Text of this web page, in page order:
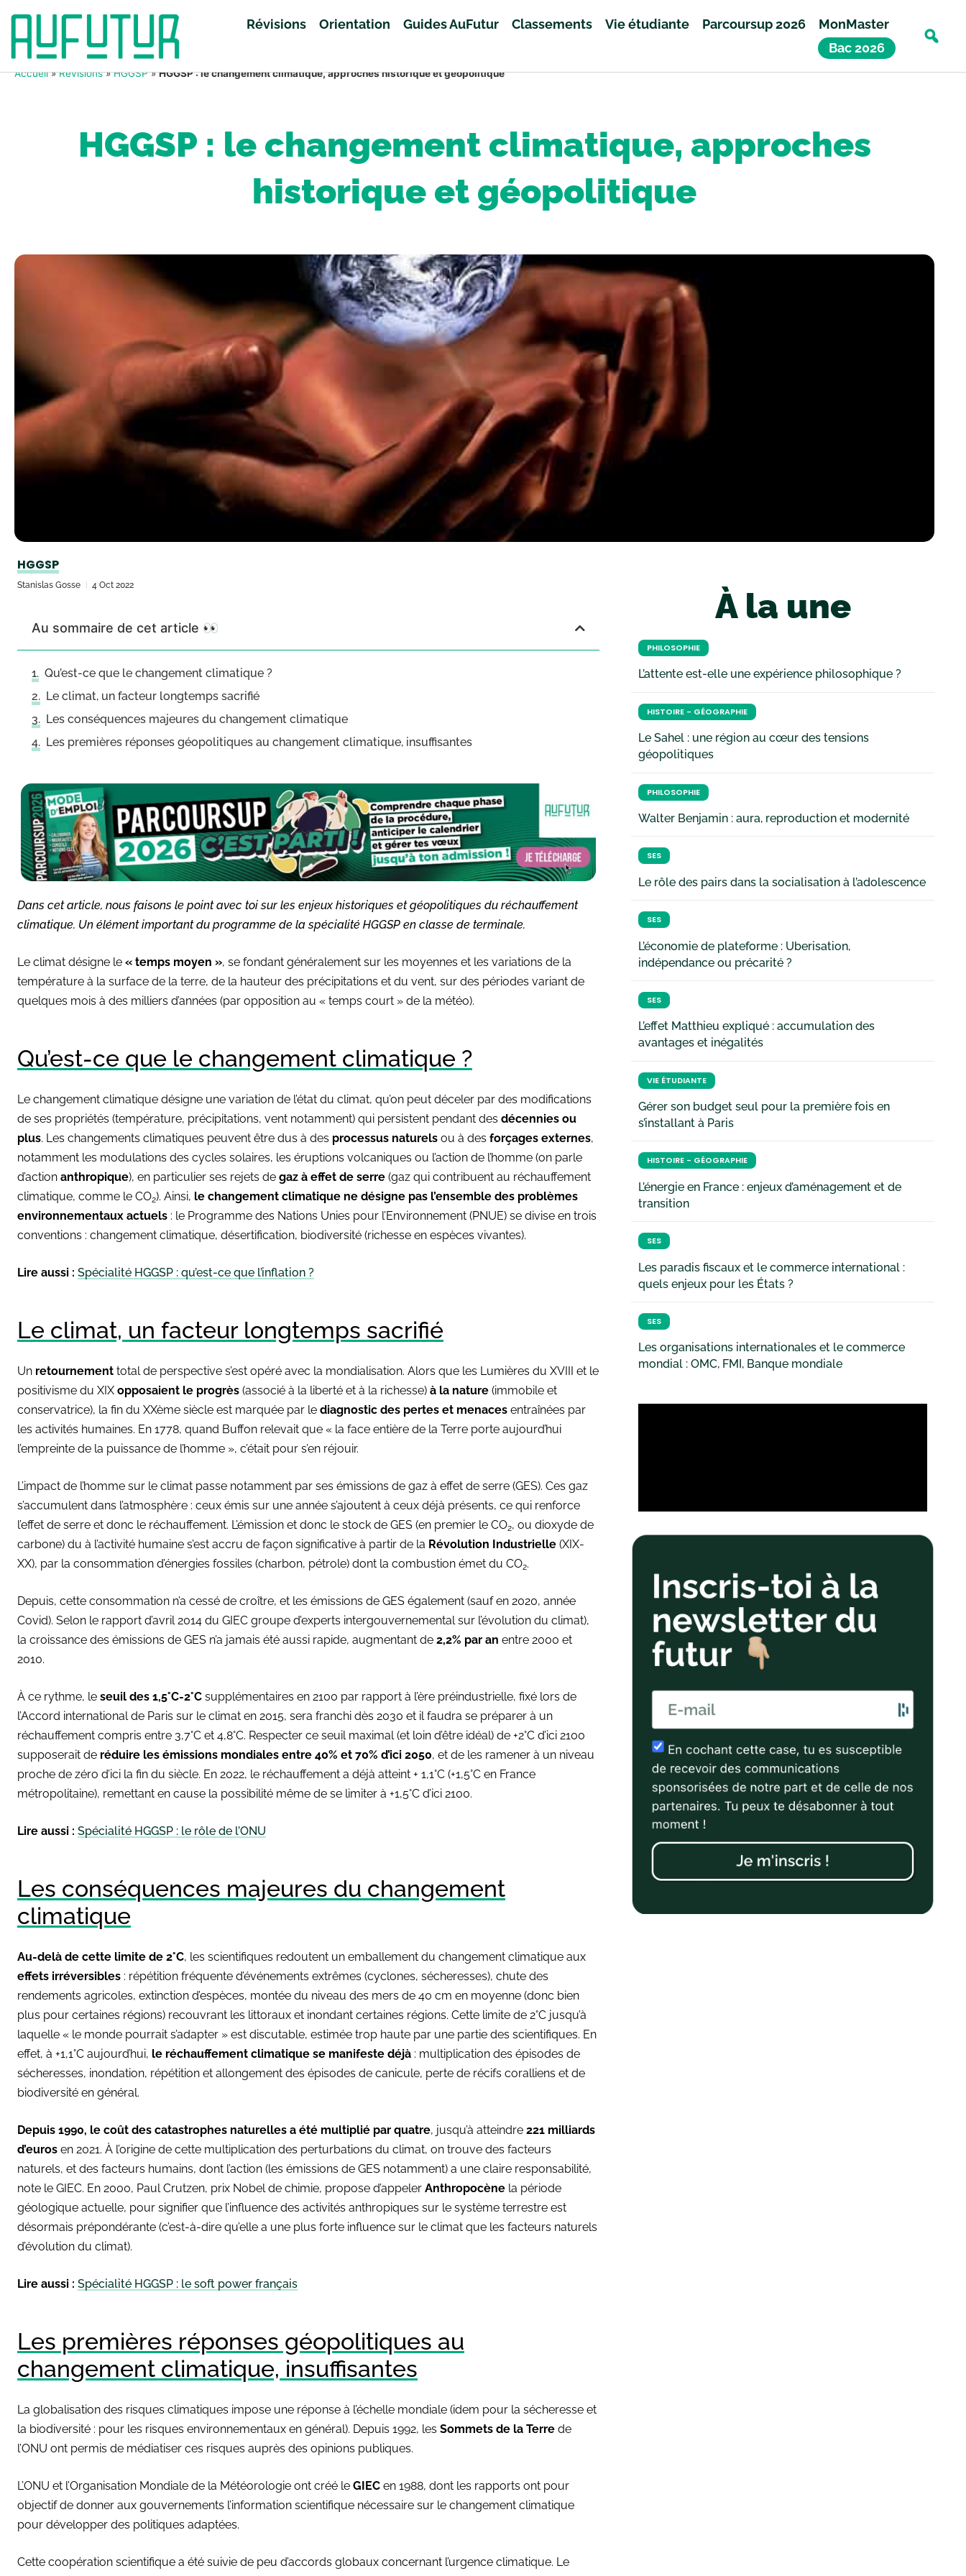
Révisions Orientation Guides AuFutur Classements Vie étudiante Parcoursup 2026
MonMaster
Bac 2026
Accueil»Révisions»HGGSP»HGGSP : le changement climatique, approches historique et géopolitique
HGGSP : le changement climatique, approches
historique et géopolitique
HGGSP
Stanislas Gosse 4 Oct 2022
Au sommaire de cet article 👀
Qu’est-ce que le changement climatique ?
Le climat, un facteur longtemps sacrifié
Les conséquences majeures du changement climatique
Les premières réponses géopolitiques au changement climatique, insuffisantes
Dans cet article, nous faisons le point avec toi sur les enjeux historiques et géopolitiques du réchauffement
climatique. Un élément important du programme de la spécialité HGGSP en classe de terminale.
Le climat désigne le « temps moyen », se fondant généralement sur les moyennes et les variations de la
température à la surface de la terre, de la hauteur des précipitations et du vent, sur des périodes variant de
quelques mois à des milliers d’années (par opposition au « temps court » de la météo).
Qu’est-ce que le changement climatique ?
Le changement climatique désigne une variation de l’état du climat, qu’on peut déceler par des modifications
de ses propriétés (température, précipitations, vent notamment) qui persistent pendant des décennies ou
plus. Les changements climatiques peuvent être dus à des processus naturels ou à des forçages externes,
notamment les modulations des cycles solaires, les éruptions volcaniques ou l’action de l’homme (on parle
d’action anthropique), en particulier ses rejets de gaz à effet de serre (gaz qui contribuent au réchauffement
climatique, comme le CO2). Ainsi, le changement climatique ne désigne pas l’ensemble des problèmes
environnementaux actuels : le Programme des Nations Unies pour l’Environnement (PNUE) se divise en trois
conventions : changement climatique, désertification, biodiversité (richesse en espèces vivantes).
Lire aussi : Spécialité HGGSP : qu’est-ce que l’inflation ?
Le climat, un facteur longtemps sacrifié
Un retournement total de perspective s’est opéré avec la mondialisation. Alors que les Lumières du XVIII et le
positivisme du XIX opposaient le progrès (associé à la liberté et à la richesse) à la nature (immobile et
conservatrice), la fin du XXème siècle est marquée par le diagnostic des pertes et menaces entraînées par
les activités humaines. En 1778, quand Buffon relevait que « la face entière de la Terre porte aujourd’hui
l’empreinte de la puissance de l’homme », c’était pour s’en réjouir.
L’impact de l’homme sur le climat passe notamment par ses émissions de gaz à effet de serre (GES). Ces gaz
s’accumulent dans l’atmosphère : ceux émis sur une année s’ajoutent à ceux déjà présents, ce qui renforce
l’effet de serre et donc le réchauffement. L’émission et donc le stock de GES (en premier le CO2, ou dioxyde de
carbone) du à l’activité humaine s’est accru de façon significative à partir de la Révolution Industrielle (XIX-
XX), par la consommation d’énergies fossiles (charbon, pétrole) dont la combustion émet du CO2.
Depuis, cette consommation n’a cessé de croître, et les émissions de GES également (sauf en 2020, année
Covid). Selon le rapport d’avril 2014 du GIEC groupe d’experts intergouvernemental sur l’évolution du climat),
la croissance des émissions de GES n’a jamais été aussi rapide, augmentant de 2,2% par an entre 2000 et
2010.
À ce rythme, le seuil des 1,5°C-2°C supplémentaires en 2100 par rapport à l’ère préindustrielle, fixé lors de
l’Accord international de Paris sur le climat en 2015, sera franchi dès 2030 et il faudra se préparer à un
réchauffement compris entre 3,7°C et 4,8°C. Respecter ce seuil maximal (et loin d’être idéal) de +2°C d’ici 2100
supposerait de réduire les émissions mondiales entre 40% et 70% d’ici 2050, et de les ramener à un niveau
proche de zéro d’ici la fin du siècle. En 2022, le réchauffement a déjà atteint + 1,1°C (+1,5°C en France
métropolitaine), remettant en cause la possibilité même de se limiter à +1,5°C d’ici 2100.
Lire aussi : Spécialité HGGSP : le rôle de l’ONU
Les conséquences majeures du changement
climatique
Au-delà de cette limite de 2°C, les scientifiques redoutent un emballement du changement climatique aux
effets irréversibles : répétition fréquente d’événements extrêmes (cyclones, sécheresses), chute des
rendements agricoles, extinction d’espèces, montée du niveau des mers de 40 cm en moyenne (donc bien
plus pour certaines régions) recouvrant les littoraux et inondant certaines régions. Cette limite de 2°C jusqu’à
laquelle « le monde pourrait s’adapter » est discutable, estimée trop haute par une partie des scientifiques. En
effet, à +1,1°C aujourd’hui, le réchauffement climatique se manifeste déjà : multiplication des épisodes de
sécheresses, inondation, répétition et allongement des épisodes de canicule, perte de récifs coralliens et de
biodiversité en général.
Depuis 1990, le coût des catastrophes naturelles a été multiplié par quatre, jusqu’à atteindre 221 milliards
d’euros en 2021. À l’origine de cette multiplication des perturbations du climat, on trouve des facteurs
naturels, et des facteurs humains, dont l’action (les émissions de GES notamment) a une claire responsabilité,
note le GIEC. En 2000, Paul Crutzen, prix Nobel de chimie, propose d’appeler Anthropocène la période
géologique actuelle, pour signifier que l’influence des activités anthropiques sur le système terrestre est
désormais prépondérante (c’est-à-dire qu’elle a une plus forte influence sur le climat que les facteurs naturels
d’évolution du climat).
Lire aussi : Spécialité HGGSP : le soft power français
Les premières réponses géopolitiques au
changement climatique, insuffisantes
La globalisation des risques climatiques impose une réponse à l’échelle mondiale (idem pour la sécheresse et
la biodiversité : pour les risques environnementaux en général). Depuis 1992, les Sommets de la Terre de
l’ONU ont permis de médiatiser ces risques auprès des opinions publiques.
L’ONU et l’Organisation Mondiale de la Météorologie ont créé le GIEC en 1988, dont les rapports ont pour
objectif de donner aux gouvernements l’information scientifique nécessaire sur le changement climatique
pour développer des politiques adaptées.
Cette coopération scientifique a été suivie de peu d’accords globaux concernant l’urgence climatique. Le
À la une
PHILOSOPHIE
L’attente est-elle une expérience philosophique ?
HISTOIRE - GÉOGRAPHIE
Le Sahel : une région au cœur des tensions
géopolitiques
PHILOSOPHIE
Walter Benjamin : aura, reproduction et modernité
SES
Le rôle des pairs dans la socialisation à l’adolescence
SES
L’économie de plateforme : Uberisation,
indépendance ou précarité ?
SES
L’effet Matthieu expliqué : accumulation des
avantages et inégalités
VIE ÉTUDIANTE
Gérer son budget seul pour la première fois en
s’installant à Paris
HISTOIRE - GÉOGRAPHIE
L’énergie en France : enjeux d’aménagement et de
transition
SES
Les paradis fiscaux et le commerce international :
quels enjeux pour les États ?
SES
Les organisations internationales et le commerce
mondial : OMC, FMI, Banque mondiale